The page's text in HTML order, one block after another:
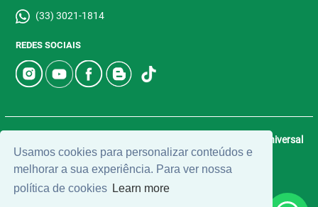
Usamos cookies para personalizar conteúdos e
melhorar a sua experiência. Para ver nossa
política de cookies Learn more
(33) 3021-1814
REDES SOCIAIS
Universal
Software.